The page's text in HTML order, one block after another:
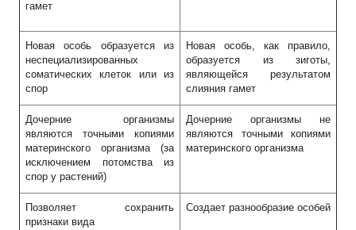
гамет
Новая особь образуется из
неспециализированных
соматических клеток или из
спор
Новая особь, как правило,
образуется из зиготы,
являющейся результатом
слияния гамет
Дочерние организмы
являются точными копиями
материнского организма (за
исключением потомства из
спор у растений)
Дочерние организмы не
являются точными копиями
материнского организма
Позволяет сохранить
признаки вида
Создает разнообразие особей